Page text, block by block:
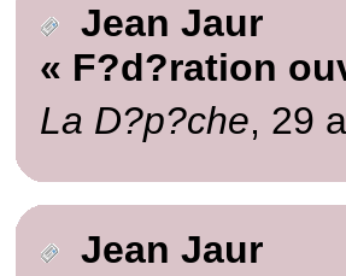
Jean Jaur
« F?d?ration
La D?p?che, 29
Jean Jaur